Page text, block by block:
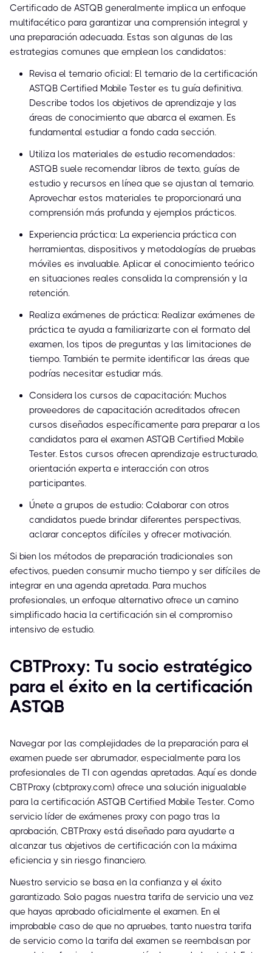
Certificado de ASTQB generalmente implica un enfoque
multifacético para garantizar una comprensión integral y
una preparación adecuada. Estas son algunas de las
estrategias comunes que emplean los candidatos:
Revisa el temario oficial: El temario de la certificación
ASTQB Certified Mobile Tester es tu guía definitiva.
Describe todos los objetivos de aprendizaje y las
áreas de conocimiento que abarca el examen. Es
fundamental estudiar a fondo cada sección.
Utiliza los materiales de estudio recomendados:
ASTQB suele recomendar libros de texto, guías de
estudio y recursos en línea que se ajustan al temario.
Aprovechar estos materiales te proporcionará una
comprensión más profunda y ejemplos prácticos.
Experiencia práctica: La experiencia práctica con
herramientas, dispositivos y metodologías de pruebas
móviles es invaluable. Aplicar el conocimiento teórico
en situaciones reales consolida la comprensión y la
retención.
Realiza exámenes de práctica: Realizar exámenes de
práctica te ayuda a familiarizarte con el formato del
examen, los tipos de preguntas y las limitaciones de
tiempo. También te permite identificar las áreas que
podrías necesitar estudiar más.
Considera los cursos de capacitación: Muchos
proveedores de capacitación acreditados ofrecen
cursos diseñados específicamente para preparar a los
candidatos para el examen ASTQB Certified Mobile
Tester. Estos cursos ofrecen aprendizaje estructurado,
orientación experta e interacción con otros
participantes.
Únete a grupos de estudio: Colaborar con otros
candidatos puede brindar diferentes perspectivas,
aclarar conceptos difíciles y ofrecer motivación.
Si bien los métodos de preparación tradicionales son
efectivos, pueden consumir mucho tiempo y ser difíciles de
integrar en una agenda apretada. Para muchos
profesionales, un enfoque alternativo ofrece un camino
simplificado hacia la certificación sin el compromiso
intensivo de estudio.
CBTProxy: Tu socio estratégico
para el éxito en la certificación
ASTQB
Navegar por las complejidades de la preparación para el
examen puede ser abrumador, especialmente para los
profesionales de TI con agendas apretadas. Aquí es donde
CBTProxy (cbtproxy.com) ofrece una solución inigualable
para la certificación ASTQB Certified Mobile Tester. Como
servicio líder de exámenes proxy con pago tras la
aprobación, CBTProxy está diseñado para ayudarte a
alcanzar tus objetivos de certificación con la máxima
eficiencia y sin riesgo financiero.
Nuestro servicio se basa en la confianza y el éxito
garantizado. Solo pagas nuestra tarifa de servicio una vez
que hayas aprobado oficialmente el examen. En el
improbable caso de que no apruebes, tanto nuestra tarifa
de servicio como la tarifa del examen se reembolsan por